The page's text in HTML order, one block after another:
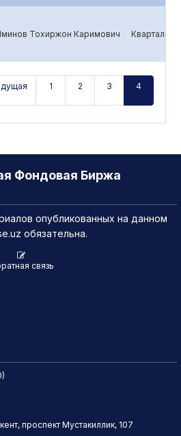
Тохиржон Каримович
1 2 3 4
Фондовая Биржа
опубликованных на данном
обязательна.
связь
проспект Мустакиллик, 107